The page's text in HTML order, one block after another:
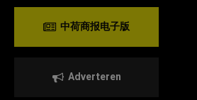
中荷商报电子版
Adverteren